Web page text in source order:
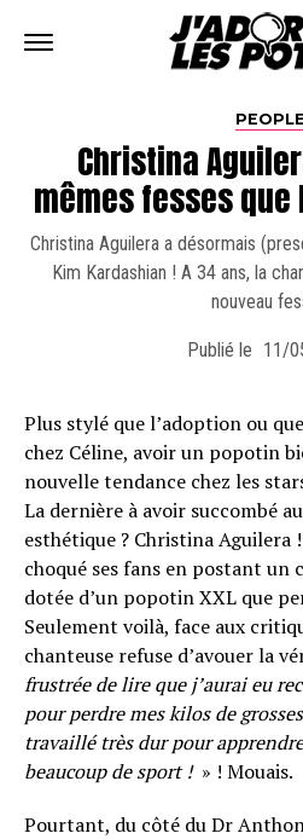
PEOPLE
Christina
mêmes fesses que
Christina Aguilera a désormais
Kim Kardashian ! A 34 ans, la
nouveau
Publié le 11/
Plus stylé que l’adoption ou
chez Céline, avoir un popotin
nouvelle tendance chez les
La dernière à avoir succombé
esthétique ? Christina Aguilera
choqué ses fans en postant un
dotée d’un popotin XXL que
Seulement voilà, face aux
chanteuse refuse d’avouer la
frustrée de lire que j’aurai eu
pour perdre mes kilos de
travaillé très dur pour
beaucoup de sport ! » ! Mouais.
Pourtant, du côté du Dr